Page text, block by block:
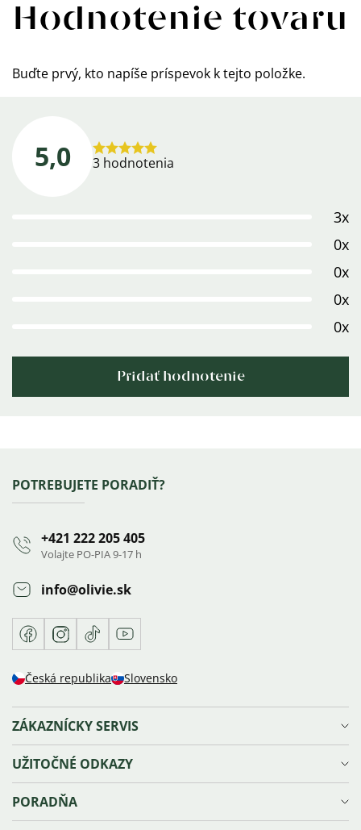
Hodnotenie tovaru
Buďte prvý, kto napíše príspevok k tejto položke.
5,0
Priemerné
3 hodnotenia
3x
0x
0x
0x
0x
Pridať hodnotenie
Zápätie
POTREBUJETE PORADIŤ?
+421 222 205 405
Volajte PO-PIA 9-17 h
info@olivie.sk
FacebookInstagram
TikTokYoutube
Česká republika Slovensko
ZÁKAZNÍCKY SERVIS
Doprava a platba
Reklamácie, výmena a vrátenie tovaru
Ochrana osobných údajov
Obchodné podmienky
Sledovanie zásielky
UŽITOČNÉ ODKAZY
Vernostný program Olivie⁺
Blog
Náš príbeh
PORADŇA